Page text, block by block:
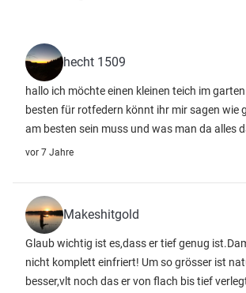
hecht 1509
hallo ich möchte einen kleinen teich im
besten für rotfedern könnt ihr mir sagen wie
am besten sein muss und was man da alles
vor 7 Jahre
Makeshitgold
Glaub wichtig ist es,dass er tief genug
nicht komplett einfriert! Um so grösser ist
besser,vlt noch das er von flach bis tief